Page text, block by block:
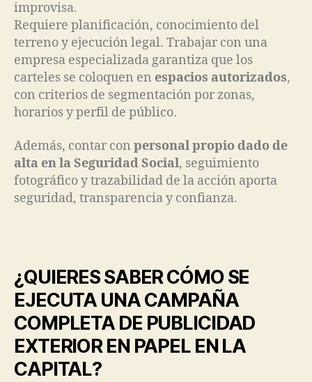
improvisa.
Requiere planificación, conocimiento del
terreno y ejecución legal. Trabajar con una
empresa especializada garantiza que los
carteles se coloquen en espacios autorizados,
con criterios de segmentación por zonas,
horarios y perfil de público.
Además, contar con personal propio dado de
alta en la Seguridad Social, seguimiento
fotográfico y trazabilidad de la acción aporta
seguridad, transparencia y confianza.
¿QUIERES SABER CÓMO SE
EJECUTA UNA CAMPAÑA
COMPLETA DE PUBLICIDAD
EXTERIOR EN PAPEL EN LA
CAPITAL?